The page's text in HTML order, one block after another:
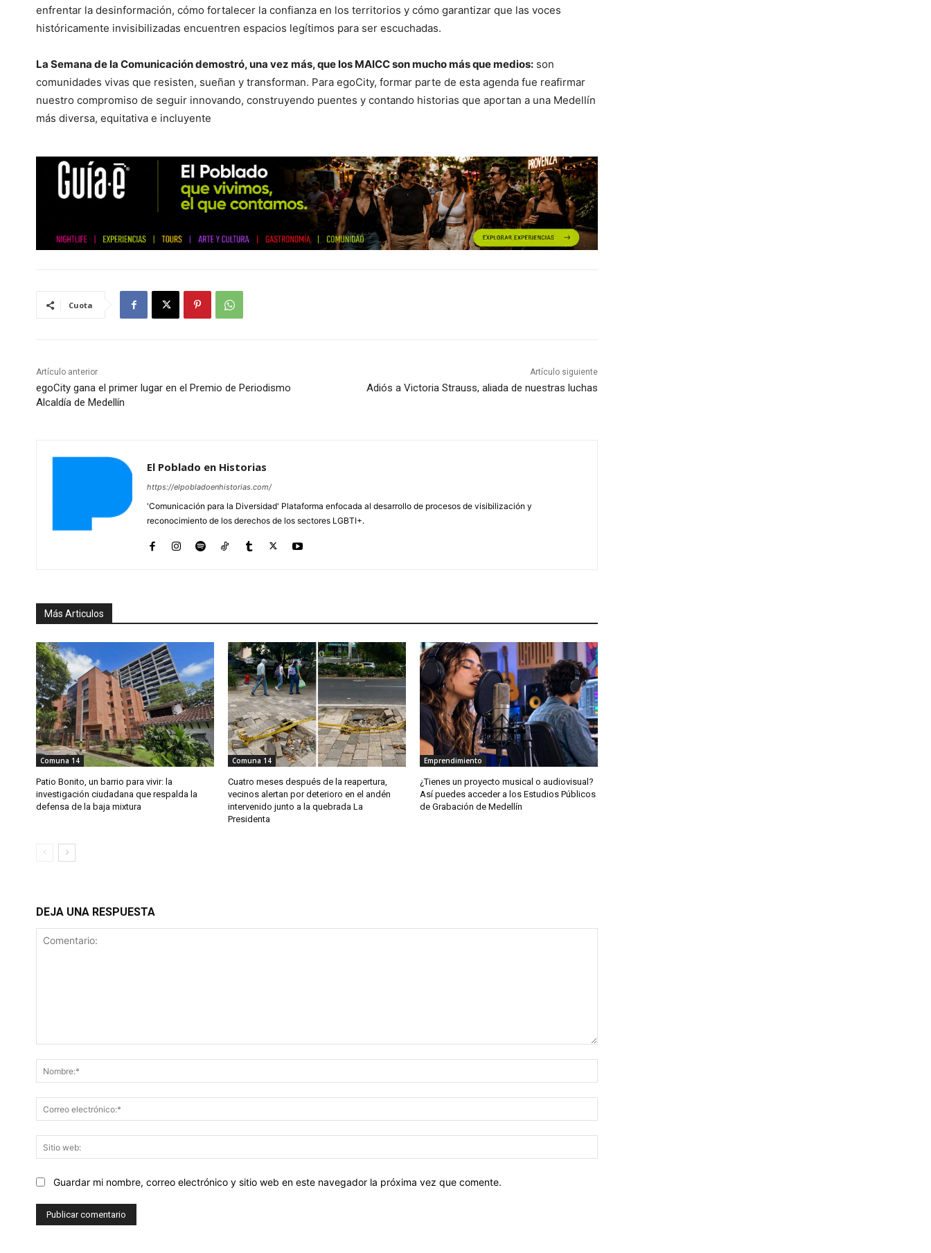
enfrentar la desinformación, cómo fortalecer la confianza en los territorios y cómo garantizar que las voces
históricamente invisibilizadas encuentren espacios legítimos para ser escuchadas.
La Semana de la Comunicación demostró, una vez más, que los MAICC son mucho más que medios: son
comunidades vivas que resisten, sueñan y transforman. Para egoCity, formar parte de esta agenda fue reafirmar
nuestro compromiso de seguir innovando, construyendo puentes y contando historias que aportan a una Medellín
más diversa, equitativa e incluyente
Cuota
Artículo anterior
egoCity gana el primer lugar en el Premio de Periodismo
Alcaldía de Medellín
Artículo siguiente
Adiós a Victoria Strauss, aliada de nuestras luchas
El Poblado en Historias
https://elpobladoenhistorias.com/
'Comunicación para la Diversidad' Plataforma enfocada al desarrollo de procesos de visibilización y
reconocimiento de los derechos de los sectores LGBTI+.
Más Articulos
Comuna 14
Patio Bonito, un barrio para vivir: la
investigación ciudadana que respalda la
defensa de la baja mixtura
Comuna 14
Cuatro meses después de la reapertura,
vecinos alertan por deterioro en el andén
intervenido junto a la quebrada La
Presidenta
Emprendimiento
¿Tienes un proyecto musical o audiovisual?
Así puedes acceder a los Estudios Públicos
de Grabación de Medellín
DEJA UNA RESPUESTA
electrónico:*
web:
Guardar mi nombre, correo electrónico y sitio web en este navegador la próxima vez que comente.